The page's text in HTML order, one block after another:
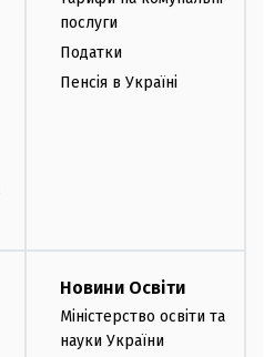
послуги
Податки
Пенсія в Україні
Новини Освіти
Міністерство освіти та
науки України